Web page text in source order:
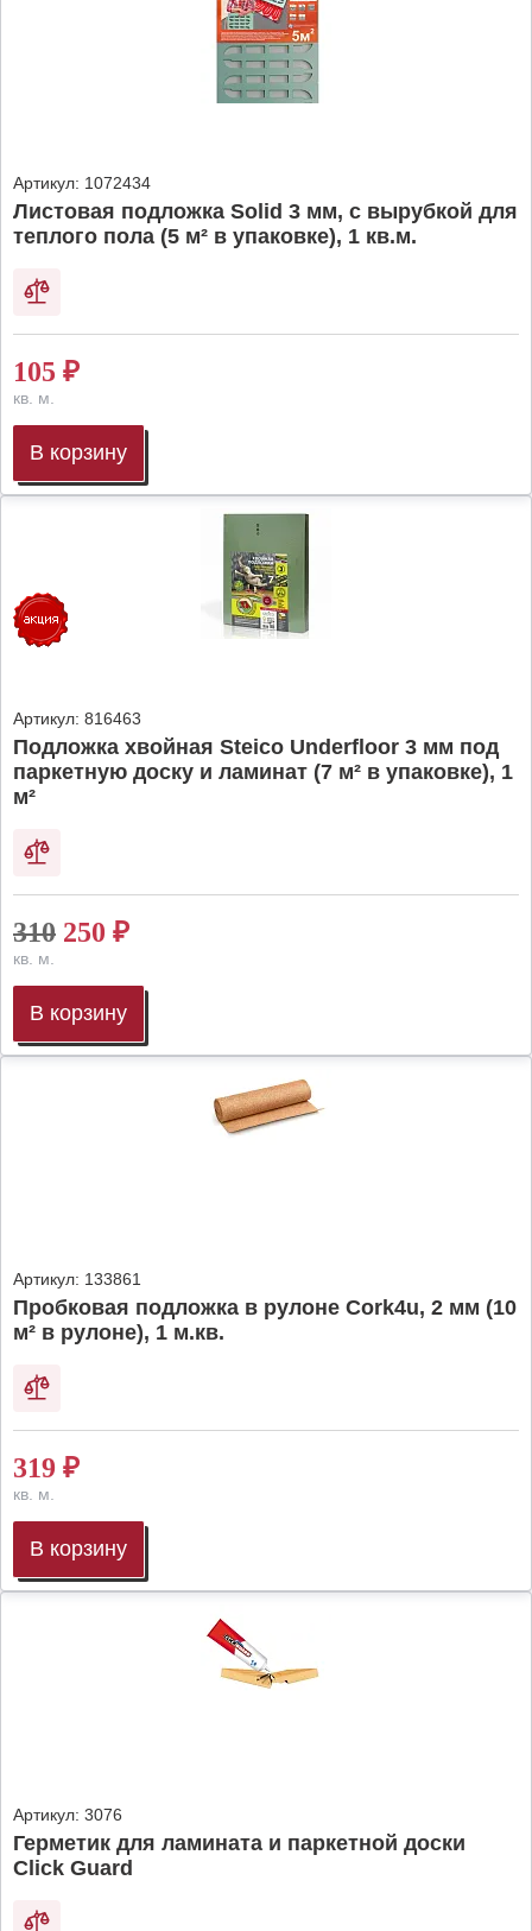
Артикул: 1072434
Листовая подложка Solid 3 мм, с вырубкой для
теплого пола (5 м² в упаковке), 1 кв.м.
105 ₽
кв. м.
В корзину
Артикул: 816463
Подложка хвойная Steico Underfloor 3 мм под
паркетную доску и ламинат (7 м² в упаковке), 1
м²
310 250 ₽
кв. м.
В корзину
Артикул: 133861
Пробковая подложка в рулоне Cork4u, 2 мм (10
м² в рулоне), 1 м.кв.
319 ₽
кв. м.
В корзину
Артикул: 3076
Герметик для ламината и паркетной доски
Click Guard